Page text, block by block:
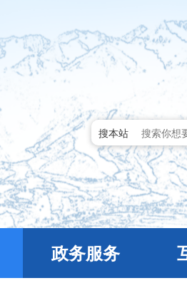
搜本站
政务服务